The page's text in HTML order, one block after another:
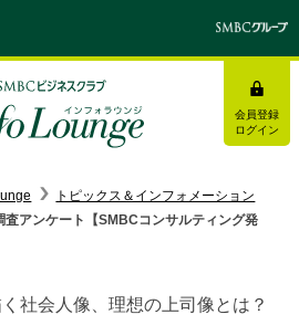
会員登録
ログイン
みんなの研修
トピックス＆インフォメーション
アンケート【SMBCコンサルティング発
社会人像、理想の上司像とは？